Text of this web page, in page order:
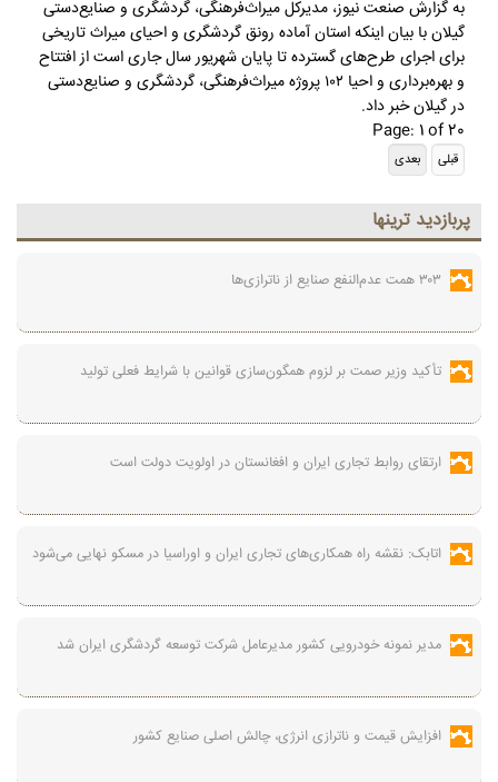
به گزارش صنعت نیوز، مدیرکل میراث‌فرهنگی، گردشگری و صنایع‌دستی
گیلان با بیان اینکه استان آماده رونق گردشگری و احیای میراث تاریخی
برای اجرای طرح‌های گسترده تا پایان شهریور سال جاری است از افتتاح
و بهره‌برداری و احیا ۱۰۲ پروژه میراث‌فرهنگی، گردشگری و صنایع‌دستی
در گیلان خبر داد.
Page: 1 of 20
پربازديد ترينها
۳۰۳ همت عدم‌النفع صنایع از ناترازی‌ها
تأکید وزیر صمت بر لزوم همگون‌سازی قوانین با شرایط فعلی تولید
ارتقای روابط تجاری ایران و افغانستان در اولویت دولت است
اتابک: نقشه راه همکاری‌های تجاری ایران و اوراسیا در مسکو نهایی می‌شود
مدیر نمونه خودرویی کشور مدیرعامل شرکت توسعه گردشگری ایران شد
افزایش قیمت و ناترازی انرژی، چالش اصلی صنایع کشور